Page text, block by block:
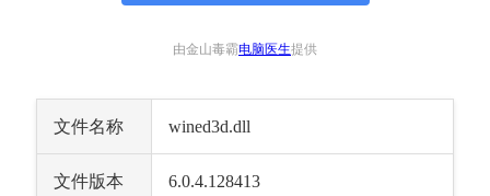
由金山毒霸电脑医生提供
文件名称 wined3d.dll
文件版本 6.0.4.128413